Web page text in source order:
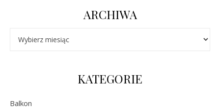
ARCHIWA
KATEGORIE
Balkon